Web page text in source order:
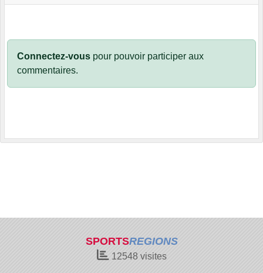
Connectez-vous pour pouvoir participer aux
commentaires.
SPORTSREGIONS
12548visites